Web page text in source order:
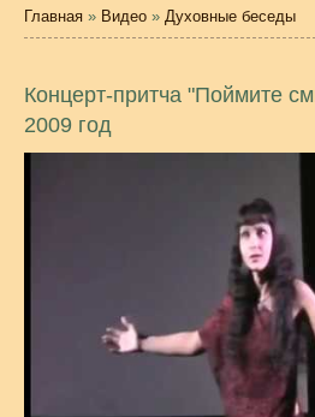
Главная » Видео » Духовные беседы
Концерт-притча "Поймите
2009 год